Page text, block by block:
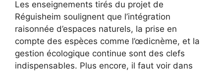
Les enseignements tirés du projet de
Réguisheim soulignent que l’intégration
raisonnée d’espaces naturels, la prise en
compte des espèces comme l’œdicnème, et la
gestion écologique continue sont des clefs
indispensables. Plus encore, il faut voir dans